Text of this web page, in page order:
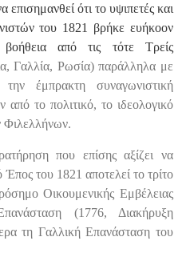
επισημανθεί ότι το υψιπετές και
του 1821 βρήκε ευήκοον
από τις τότε Τρείς
Γαλλία, Ρωσία) παράλληλα με
έμπρακτη συναγωνιστική
το πολιτικό, το ιδεολογικό
Φιλελλήνων.
που επίσης αξίζει να
Έπος του 1821 αποτελεί το τρίτο
Οικουμενικής Εμβέλειας
(1776, Διακήρυξη
τη Γαλλική Επανάσταση του